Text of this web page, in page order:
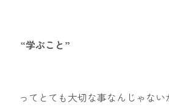
“学ぶこと”
ってとても大切な事なんじゃな